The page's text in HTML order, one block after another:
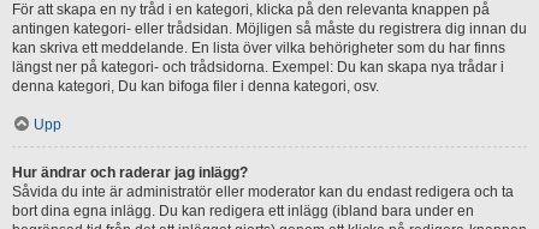
För att skapa en ny tråd i en kategori, klicka på den relevanta knappen på
antingen kategori- eller trådsidan. Möjligen så måste du registrera dig innan du
kan skriva ett meddelande. En lista över vilka behörigheter som du har finns
längst ner på kategori- och trådsidorna. Exempel: Du kan skapa nya trådar i
denna kategori, Du kan bifoga filer i denna kategori, osv.
Upp
Hur ändrar och raderar jag inlägg?
Såvida du inte är administratör eller moderator kan du endast redigera och ta
bort dina egna inlägg. Du kan redigera ett inlägg (ibland bara under en